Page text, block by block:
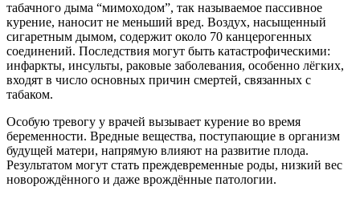
табачного дыма “мимоходом”, так называемое пассивное
курение, наносит не меньший вред. Воздух, насыщенный
сигаретным дымом, содержит около 70 канцерогенных
соединений. Последствия могут быть катастрофическими:
инфаркты, инсульты, раковые заболевания, особенно лёгких,
входят в число основных причин смертей, связанных с
табаком.
Особую тревогу у врачей вызывает курение во время
беременности. Вредные вещества, поступающие в организм
будущей матери, напрямую влияют на развитие плода.
Результатом могут стать преждевременные роды, низкий вес
новорождённого и даже врождённые патологии.